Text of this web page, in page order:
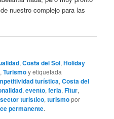
nuestro complejo para las
,Costa del Sol,Holiday
,Turismoy etiquetada
turística,Costa del
,evento,feria,Fitur,
sector turístico,turismopor
permanente.